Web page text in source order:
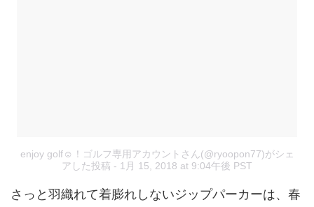
enjoy golf☺︎！ゴルフ専用アカウントさん(@ryoopon77)がシェ
アした投稿 - 1月 15, 2018 at 9:04午後 PST
さっと羽織れて着膨れしないジップパーカーは、春